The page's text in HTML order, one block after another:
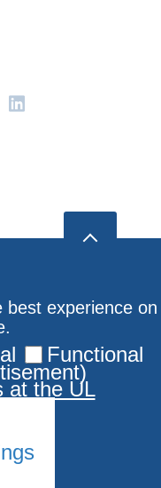
best experience on
Functional
at the UL